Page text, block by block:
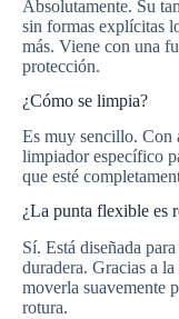
Absolutamente. Su
sin formas explícitas
más. Viene con una
protección.
¿Cómo se limpia?
Es muy sencillo. Con
limpiador específico
que esté
¿La punta flexible es
Sí. Está diseñada
duradera. Gracias a
moverla suavemente
rotura.